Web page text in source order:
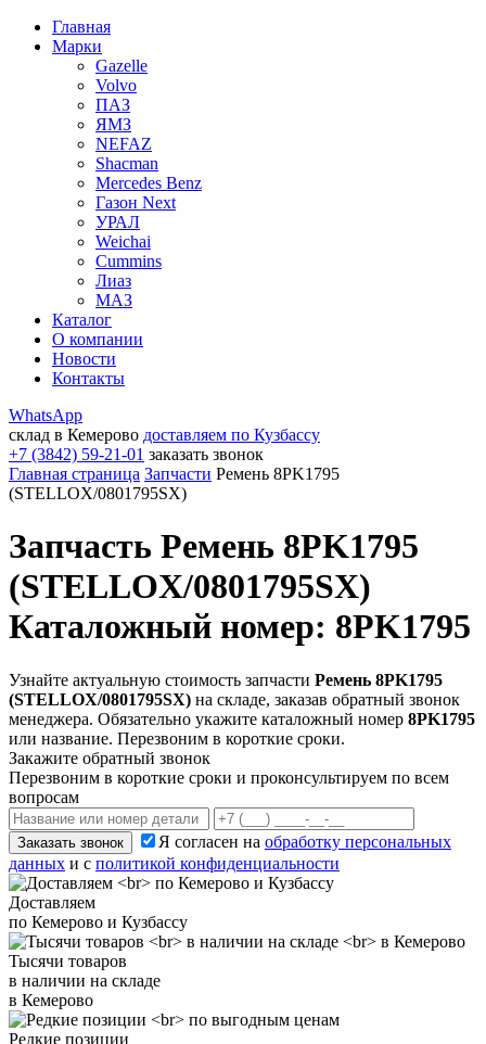
Главная
Марки
Gazelle
Volvo
ПАЗ
ЯМЗ
NEFAZ
Shacman
Mercedes Benz
Газон Next
УРАЛ
Weichai
Cummins
Лиаз
МАЗ
Каталог
О компании
Новости
Контакты
WhatsApp
склад в Кемерово доставляем по Кузбассу
+7 (3842) 59-21-01 заказать звонок
Главная страница Запчасти Ремень 8PK1795
(STELLOX/0801795SX)
Запчасть Ремень 8PK1795
(STELLOX/0801795SX)
Каталожный номер: 8PK1795
Узнайте актуальную стоимость запчасти Ремень 8PK1795
(STELLOX/0801795SX) на складе, заказав обратный звонок
менеджера. Обязательно укажите каталожный номер 8PK1795
или название. Перезвоним в короткие сроки.
Закажите обратный звонок
Перезвоним в короткие сроки и проконсультируем по всем
вопросам
Заказать звонок Я согласен на обработку персональных
данных и с политикой конфиденциальности
Доставляем
по Кемерово и Кузбассу
Тысячи товаров
в наличии на складе
в Кемерово
Редкие позиции